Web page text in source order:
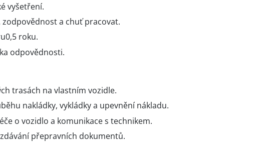
vyšetření.
zodpovědnost a chuť pracovat.
roku.
odpovědnosti.
trasách na vlastním vozidle.
nakládky, vykládky a upevnění nákladu.
o vozidlo a komunikace s technikem.
přepravních dokumentů.